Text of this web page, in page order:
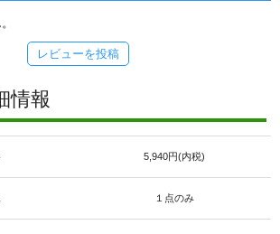
レビューを投稿
情報
5,940円(内税)
１点のみ